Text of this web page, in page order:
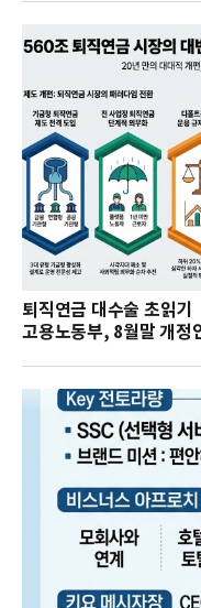
퇴직연금 대수술 초읽기
고용노동부, 8월말 개정